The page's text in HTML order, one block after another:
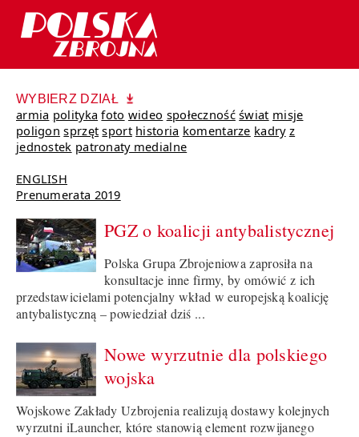
WYBIERZ DZIAŁ
armia polityka foto wideo społeczność świat misje
poligon sprzęt sport historia komentarze kadry z
jednostek patronaty medialne
ENGLISH
Prenumerata 2019
PGZ o koalicji antybalistycznej
Polska Grupa Zbrojeniowa zaprosiła na
konsultacje inne firmy, by omówić z ich
przedstawicielami potencjalny wkład w europejską koalicję
antybalistyczną – powiedział dziś ...
Nowe wyrzutnie dla polskiego
wojska
Wojskowe Zakłady Uzbrojenia realizują dostawy kolejnych
wyrzutni iLauncher, które stanowią element rozwijanego